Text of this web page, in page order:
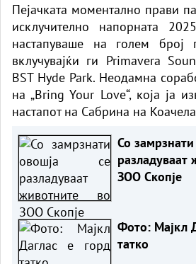
Пејачката моментално прави
исклучително напорната
настапуваше на голем број
вклучувајќи ги Primavera
BST Hyde Park. Неодамна
на „Bring Your Love“, која ја
настапот на Сабрина на
Со
разладуваат
ЗОО Скопје
Фото: Мајкл
татко